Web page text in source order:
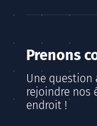
Prenons
Une question
rejoindre nos
endroit !